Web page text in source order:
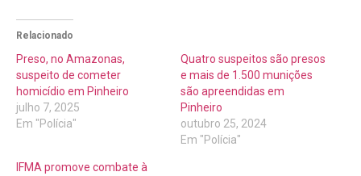
Relacionado
Preso, no Amazonas,
suspeito de cometer
homicídio em Pinheiro
julho 7, 2025
Em "Polícia"
Quatro suspeitos são presos
e mais de 1.500 munições
são apreendidas em
Pinheiro
outubro 25, 2024
Em "Polícia"
IFMA promove combate à